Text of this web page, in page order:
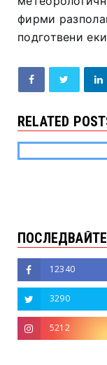
фирми
подготвени
RELATED
12340
3290
5212